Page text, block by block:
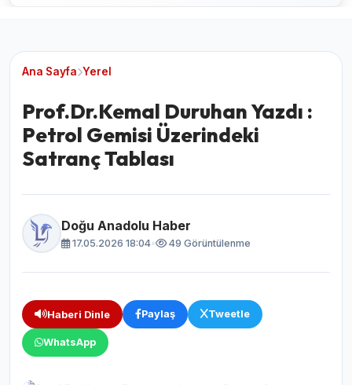
Ana Sayfa Yerel
Prof.Dr.Kemal Duruhan Yazdı :
Petrol Gemisi Üzerindeki
Satranç Tablası
Doğu Anadolu Haber
17.05.2026 18:04• 49 Görüntülenme
Haberi Dinle Paylaş Tweetle
WhatsApp